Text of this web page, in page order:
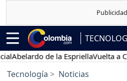
de la EspriellaVuelta a
Tecnología Noticias